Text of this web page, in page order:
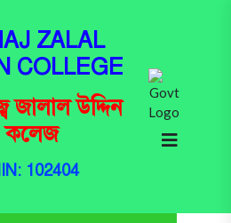
ZALAL
COLLEGE
জালাল উদ্দিন
কলেজ
102404